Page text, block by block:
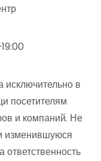
в
посетителям
и компаний. Не
изменившуюся